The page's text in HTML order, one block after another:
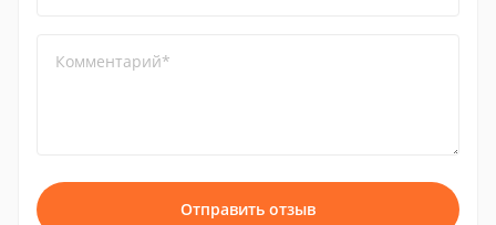
Комментарий*
Отправить отзыв